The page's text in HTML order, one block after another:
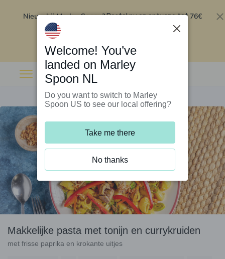
Nieuw bij Marley Spoon?Bestel nu en ontvang tot 76€
Makkelijke pasta met tonijn en currykruiden
met frisse paprika en krokante uitjes
Welcome! You’ve
landed on Marley
Spoon NL
Do you want to switch to Marley
Spoon US to see our local offering?
Take me there
No thanks